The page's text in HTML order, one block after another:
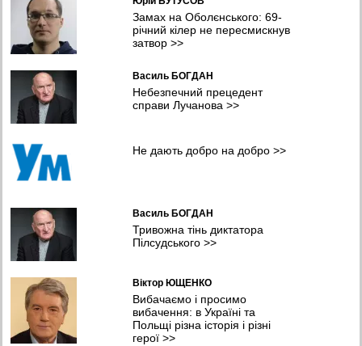
Мистецтво, що об’єднує: як понад 300 італійських дітей
відкривали для себе Україну, фото
12:03 05.08.2026
Масована атака Києва та області: значні руйнування, десятки
загиблих та поранених, фото
09:41 05.08.2026
Легкозаймисті проблеми. Чому пальне стрімко дорожчає та чи
загрожує дефіцит?
Полонений, а не дезертир. Вйськовому з Полтавщини
знадобився ще рік, щоб відновити справедливість
Замах на Оболєнського: 69-
річний кілер не пересмискнув
затвор>>
Василь БОГДАН
Небезпечний прецедент
справи Лучанова >>
Не дають добро на добро>>
Василь БОГДАН
Тривожна тінь диктатора
Пілсудського>>
Віктор ЮЩЕНКО
Вибачаємо і просимо
вибачення: в Україні та
Польщі різна історія і різні
герої>>